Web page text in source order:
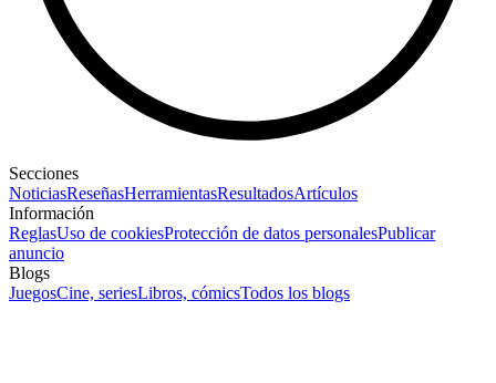
Secciones
NoticiasReseñasHerramientasResultadosArtículos
Información
ReglasUso de cookiesProtección de datos personalesPublicar
anuncio
Blogs
JuegosCine, seriesLibros, cómicsTodos los blogs